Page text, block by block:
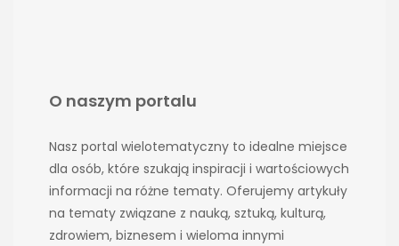
O naszym portalu
Nasz portal wielotematyczny to idealne miejsce
dla osób, które szukają inspiracji i wartościowych
informacji na różne tematy. Oferujemy artykuły
na tematy związane z nauką, sztuką, kulturą,
zdrowiem, biznesem i wieloma innymi